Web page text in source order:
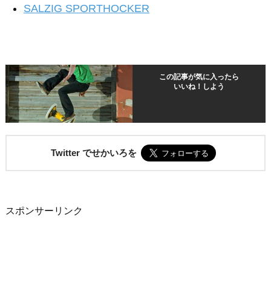
SALZIG SPORTHOCKER
この記事が気に入ったら
いいね！しよう
Twitter でせかいろを
スポンサーリンク